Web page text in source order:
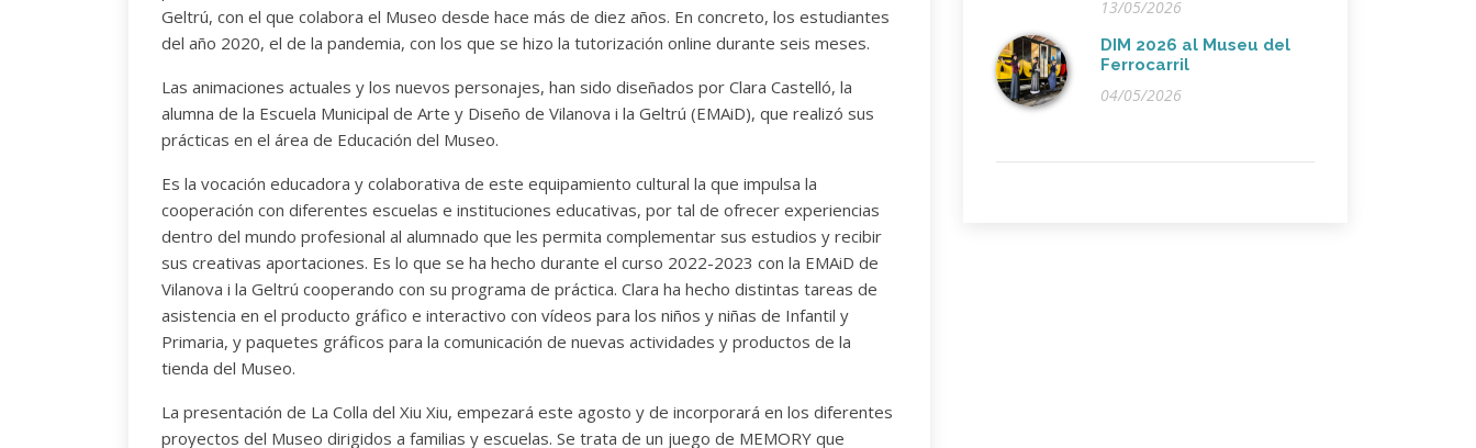
Geltrú, con el que colabora el Museo desde hace más de diez años. En concreto, los estudiantes
del año 2020, el de la pandemia, con los que se hizo la tutorización online durante seis meses.
Las animaciones actuales y los nuevos personajes, han sido diseñados por Clara Castelló, la
alumna de la Escuela Municipal de Arte y Diseño de Vilanova i la Geltrú (EMAiD), que realizó sus
prácticas en el área de Educación del Museo.
Es la vocación educadora y colaborativa de este equipamiento cultural la que impulsa la
cooperación con diferentes escuelas e instituciones educativas, por tal de ofrecer experiencias
dentro del mundo profesional al alumnado que les permita complementar sus estudios y recibir
sus creativas aportaciones. Es lo que se ha hecho durante el curso 2022-2023 con la EMAiD de
Vilanova i la Geltrú cooperando con su programa de práctica. Clara ha hecho distintas tareas de
asistencia en el producto gráfico e interactivo con vídeos para los niños y niñas de Infantil y
Primaria, y paquetes gráficos para la comunicación de nuevas actividades y productos de la
tienda del Museo.
La presentación de La Colla del Xiu Xiu, empezará este agosto y de incorporará en los diferentes
proyectos del Museo dirigidos a familias y escuelas. Se trata de un juego de MEMORY que
13/05/2026
DIM 2026 al Museu del
Ferrocarril
04/05/2026